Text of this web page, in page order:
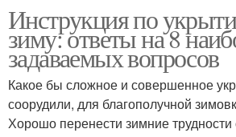
Инструкция по
зиму: ответы на 8
задаваемых вопросов
Какое бы сложное и совершенное
соорудили, для благополучной
Хорошо перенести зимние